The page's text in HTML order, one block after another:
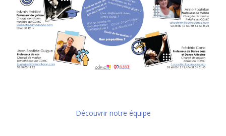
Découvrir notre équipe